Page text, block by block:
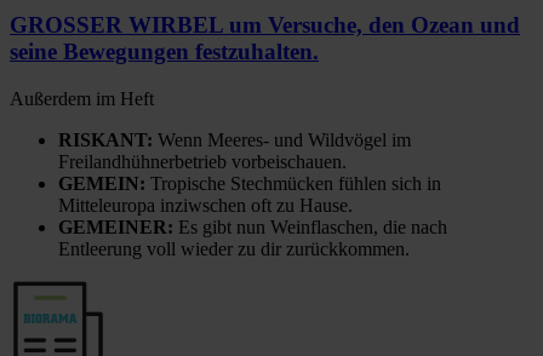
GROSSER WIRBEL um Versuche, den Ozean und
seine Bewegungen festzuhalten.
Außerdem im Heft
RISKANT: Wenn Meeres- und Wildvögel im
Freilandhühnerbetrieb vorbeischauen.
GEMEIN: Tropische Stechmücken fühlen sich in
Mitteleuropa inziwschen oft zu Hause.
GEMEINER: Es gibt nun Weinflaschen, die nach
Entleerung voll wieder zu dir zurückkommen.